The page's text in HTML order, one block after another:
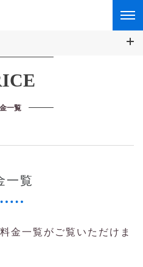
一覧
一覧
金一覧がご覧いただけま